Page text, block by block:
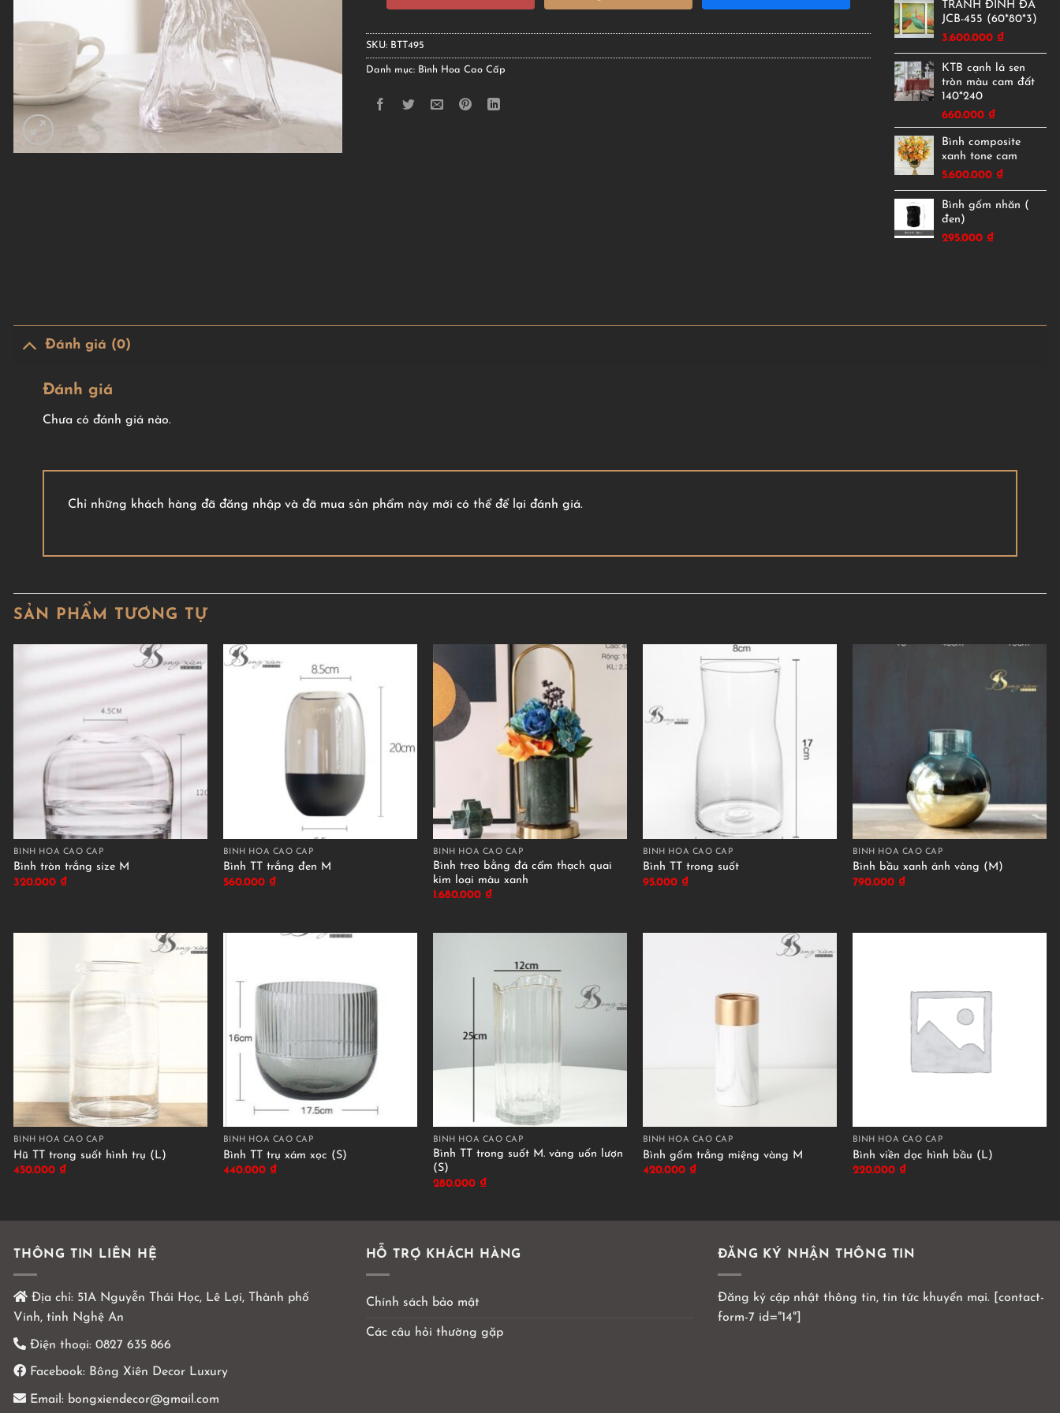
SKU: BTT495
Danh mục: Bình Hoa Cao Cấp
TRANH ĐÍNH ĐÁ
JCB-455 (60*80*3)
3.600.000 ₫
KTB cạnh lá sen
tròn màu cam đất
140*240
660.000 ₫
Bình composite
xanh tone cam
5.600.000 ₫
Bình gốm nhăn (
đen)
295.000 ₫
Đánh giá (0)
Đánh giá
Chưa có đánh giá nào.
Chỉ những khách hàng đã đăng nhập và đã mua sản phẩm này mới có thể để lại đánh giá.
SẢN PHẨM TƯƠNG TỰ
BÌNH HOA CAO CẤP
Bình tròn trắng size M
320.000 ₫
BÌNH HOA CAO CẤP
Bình TT trắng đen M
560.000 ₫
BÌNH HOA CAO CẤP
Bình treo bằng đá cẩm thạch quai
kim loại màu xanh
1.680.000 ₫
BÌNH HOA CAO CẤP
Bình TT trong suốt
95.000 ₫
BÌNH HOA CAO CẤP
Bình bầu xanh ánh vàng (M)
790.000 ₫
BÌNH HOA CAO CẤP
Hũ TT trong suốt hình trụ (L)
450.000 ₫
BÌNH HOA CAO CẤP
Bình TT trụ xám xọc (S)
440.000 ₫
BÌNH HOA CAO CẤP
Bình TT trong suốt M. vàng uốn lượn
(S)
280.000 ₫
BÌNH HOA CAO CẤP
Bình gốm trắng miệng vàng M
420.000 ₫
BÌNH HOA CAO CẤP
Bình viền dọc hình bầu (L)
220.000 ₫
THÔNG TIN LIÊN HỆ
Địa chỉ: 51A Nguyễn Thái Học, Lê Lợi, Thành phố
Vinh, tỉnh Nghệ An
Điện thoại: 0827 635 866
Facebook: Bông Xiên Decor Luxury
Email: bongxiendecor@gmail.com
HỖ TRỢ KHÁCH HÀNG
Chính sách bảo mật
Các câu hỏi thường gặp
ĐĂNG KÝ NHẬN THÔNG TIN
Đăng ký cập nhật thông tin, tin tức khuyến mại. [contact-
form-7 id="14"]